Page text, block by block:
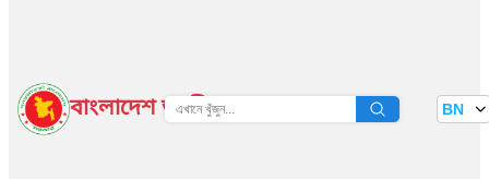
বাংলাদেশ জাতীয় তথ্য বাতায়ন BN